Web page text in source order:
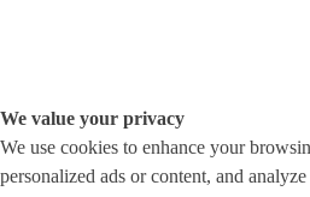
We value your privacy
We use cookies to enhance your
personalized ads or content, and